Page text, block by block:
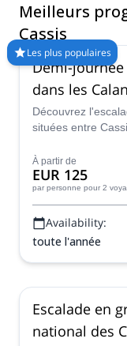
meilleur endroit pour des
réservez un guide
Share.com : Plus de
8000 programmes
notre sélection de
montagne vous
Meilleurs
Cassis
Les plus populaires
Demi-
dans les
Découvrez
situées entre
une aventure
baignées de soleil
les meilleures
adaptées à votre
À partir de
EUR 125
par personne pour 2
Availability:
toute l'année
Escalade en
national des